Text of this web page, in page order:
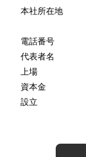
本社所在地
電話番号
代表者名
上場
資本金
設立